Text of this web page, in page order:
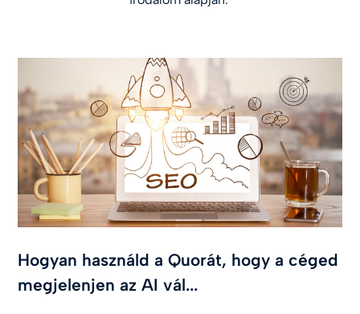
Hogyan használd a Quorát, hogy a céged
megjelenjen az AI vál...